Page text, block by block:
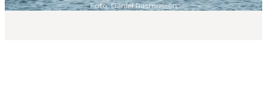
Foto: Daniel Rasmussen